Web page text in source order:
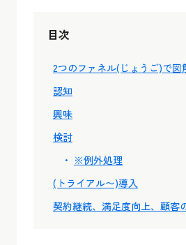
目次
2つのファネル(じょうご)で図
認知
興味
検討
※例外処理
(トライアル〜)導入
契約継続、満足度向上、顧客